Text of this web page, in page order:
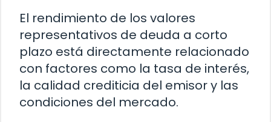
El rendimiento de los valores
representativos de deuda a corto
plazo está directamente relacionado
con factores como la tasa de interés,
la calidad crediticia del emisor y las
condiciones del mercado.